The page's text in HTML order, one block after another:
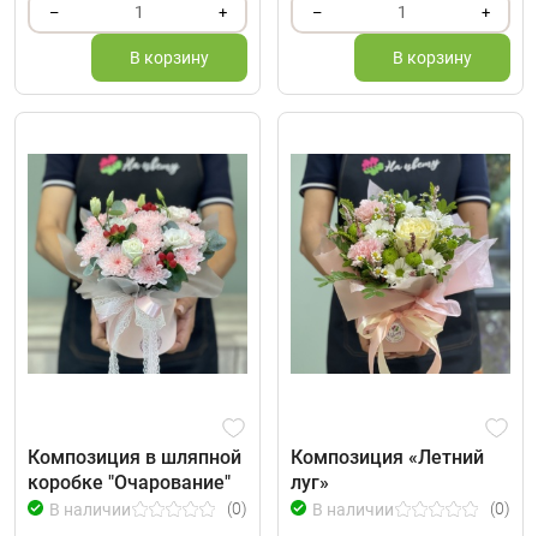
– 1 +
В корзину
– 1 +
В корзину
Композиция в шляпной
коробке "Очарование"
В наличии (0)
Композиция «Летний
луг»
В наличии (0)